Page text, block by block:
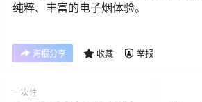
纯粹、丰富的电子烟体验。
海报分享 收藏 举报
一次性